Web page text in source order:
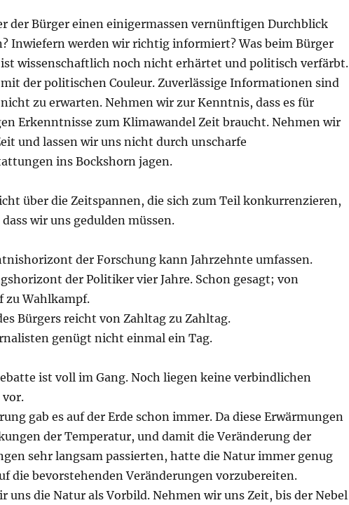
der Bürger einen einigermassen vernünftigen Durchblick
Inwiefern werden wir richtig informiert? Was beim Bürger
wissenschaftlich noch nicht erhärtet und politisch verfärbt.
der politischen Couleur. Zuverlässige Informationen sind
zu erwarten. Nehmen wir zur Kenntnis, dass es für
Erkenntnisse zum Klimawandel Zeit braucht. Nehmen wir
und lassen wir uns nicht durch unscharfe
ins Bockshorn jagen.
über die Zeitspannen, die sich zum Teil konkurrenzieren,
wir uns gedulden müssen.
der Forschung kann Jahrzehnte umfassen.
der Politiker vier Jahre. Schon gesagt; von
zu Wahlkampf.
Bürgers reicht von Zahltag zu Zahltag.
genügt nicht einmal ein Tag.
ist voll im Gang. Noch liegen keine verbindlichen
vor.
gab es auf der Erde schon immer. Da diese Erwärmungen
der Temperatur, und damit die Veränderung der
sehr langsam passierten, hatte die Natur immer genug
die bevorstehenden Veränderungen vorzubereiten.
uns die Natur als Vorbild. Nehmen wir uns Zeit, bis der Nebel